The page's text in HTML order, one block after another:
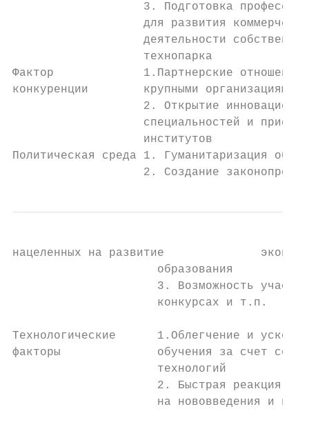
3. Подготовка
для развития
деятельности
                   технопарка
Фактор             1.Партнерские
конкуренции        крупными
2. Открытие
специальностей и
институтов
Политическая среда 1. Гуманитаризация
2. Создание
нацеленных на развитие
образования
3. Возможность
конкурсах и т.п.
Технологические      1.Облегчение и
факторы              обучения за счет
технологий
2. Быстрая реакция
на нововведения и